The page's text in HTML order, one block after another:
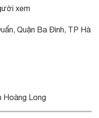
xem
Quận Ba Đình, TP Hà
Hoàng Long